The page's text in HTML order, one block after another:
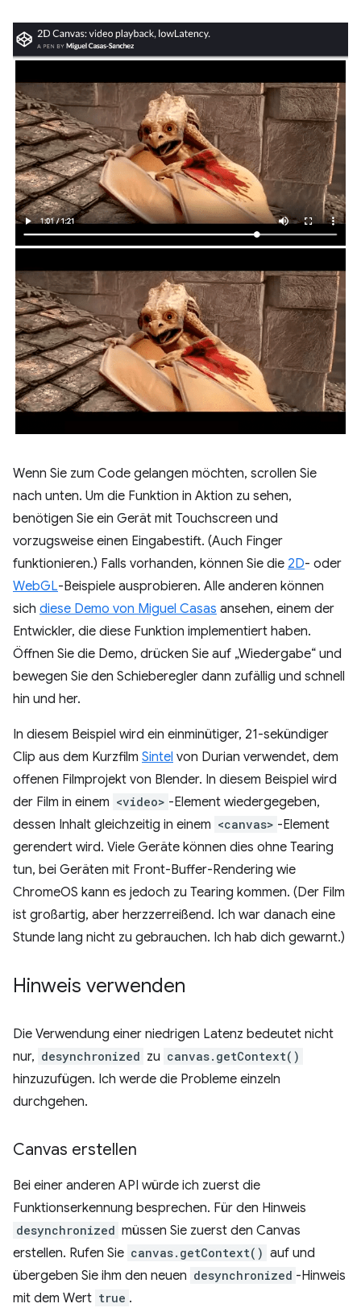
Wenn Sie zum Code gelangen möchten, scrollen Sie
nach unten. Um die Funktion in Aktion zu sehen,
benötigen Sie ein Gerät mit Touchscreen und
vorzugsweise einen Eingabestift. (Auch Finger
funktionieren.) Falls vorhanden, können Sie die 2D- oder
WebGL-Beispiele ausprobieren. Alle anderen können
sich diese Demo von Miguel Casas ansehen, einem der
Entwickler, die diese Funktion implementiert haben.
Öffnen Sie die Demo, drücken Sie auf „Wiedergabe“ und
bewegen Sie den Schieberegler dann zufällig und schnell
hin und her.
In diesem Beispiel wird ein einminütiger, 21-sekündiger
Clip aus dem Kurzfilm Sintel von Durian verwendet, dem
offenen Filmprojekt von Blender. In diesem Beispiel wird
der Film in einem <video> -Element wiedergegeben,
dessen Inhalt gleichzeitig in einem <canvas> -Element
gerendert wird. Viele Geräte können dies ohne Tearing
tun, bei Geräten mit Front-Buffer-Rendering wie
ChromeOS kann es jedoch zu Tearing kommen. (Der Film
ist großartig, aber herzzerreißend. Ich war danach eine
Stunde lang nicht zu gebrauchen. Ich hab dich gewarnt.)
Hinweis verwenden
Die Verwendung einer niedrigen Latenz bedeutet nicht
nur, desynchronized zu canvas.getContext()
hinzuzufügen. Ich werde die Probleme einzeln
durchgehen.
Canvas erstellen
Bei einer anderen API würde ich zuerst die
Funktionserkennung besprechen. Für den Hinweis
desynchronized müssen Sie zuerst den Canvas
erstellen. Rufen Sie canvas.getContext() auf und
übergeben Sie ihm den neuen desynchronized -Hinweis
mit dem Wert true .